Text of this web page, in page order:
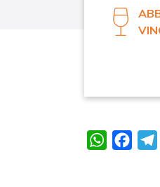
WhatsApp